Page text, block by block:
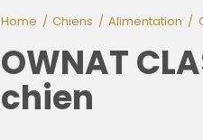
Home Chiens Alimentation
OWNAT
chien